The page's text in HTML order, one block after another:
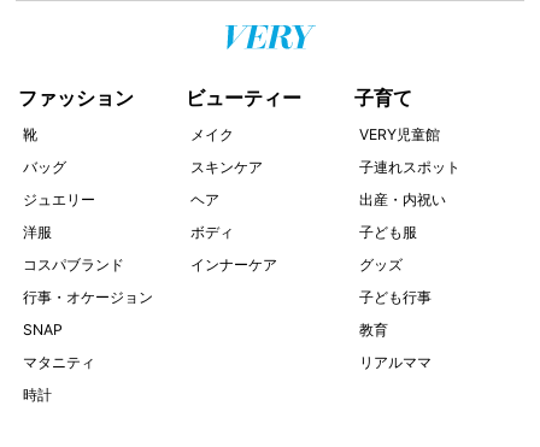
ファッション
靴
バッグ
ジュエリー
洋服
コスパブランド
行事・オケージョン
SNAP
マタニティ
時計
ビューティー
メイク
スキンケア
ヘア
ボディ
インナーケア
子育て
VERY児童館
子連れスポット
出産・内祝い
子ども服
グッズ
子ども行事
教育
リアルママ